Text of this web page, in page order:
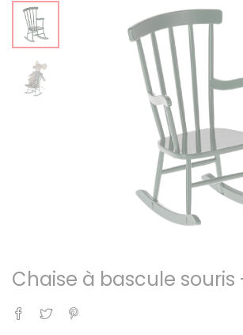
Chaise à bascule souris
Partager
Tweet